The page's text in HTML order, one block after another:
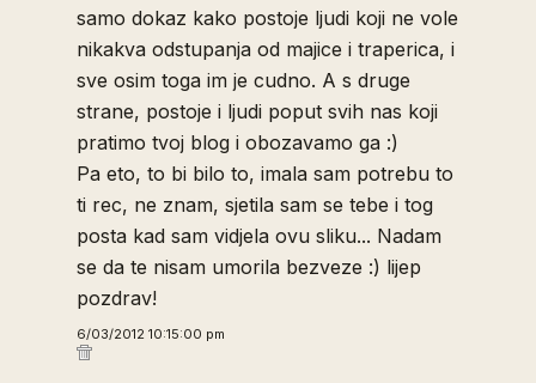
samo dokaz kako postoje ljudi koji ne vole
nikakva odstupanja od majice i traperica, i
sve osim toga im je cudno. A s druge
strane, postoje i ljudi poput svih nas koji
pratimo tvoj blog i obozavamo ga :)
Pa eto, to bi bilo to, imala sam potrebu to
ti rec, ne znam, sjetila sam se tebe i tog
posta kad sam vidjela ovu sliku... Nadam
se da te nisam umorila bezveze :) lijep
pozdrav!
6/03/2012 10:15:00 pm